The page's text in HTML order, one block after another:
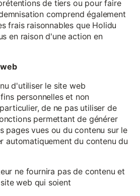
de tiers ou pour faire
comprend également
frais raisonnables que Holidu
en raison d'une action en
d'utiliser le site web
personnelles et non
de ne pas utiliser de
permettant de générer
pages vues ou du contenu sur le
automatiquement du contenu du
ne fournira pas de contenu et
web qui soient